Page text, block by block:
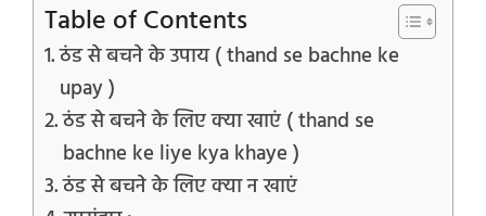
Table of Contents
ठंड से बचने के उपाय ( thand se bachne ke
upay )
ठंड से बचने के लिए क्या खाएं ( thand se
bachne ke liye kya khaye )
ठंड से बचने के लिए क्या न खाएं